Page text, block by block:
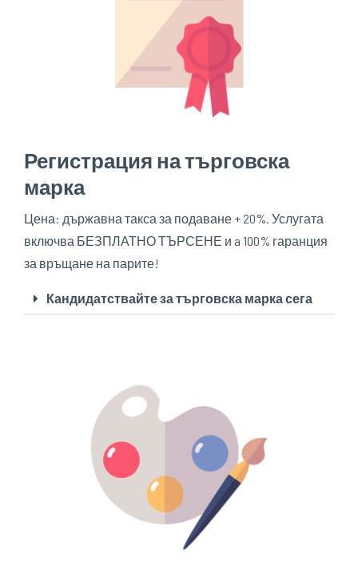
Регистрация на търговска
марка
Цена: държавна такса за подаване + 20%. Услугата
включва БЕЗПЛАТНО ТЪРСЕНЕ и a 100% гаранция
за връщане на парите!
Кандидатствайте за търговска марка сега